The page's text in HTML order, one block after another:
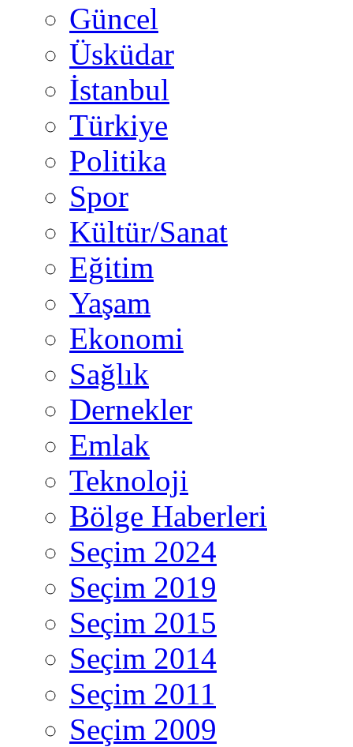
Güncel
Üsküdar
İstanbul
Türkiye
Politika
Spor
Kültür/Sanat
Eğitim
Yaşam
Ekonomi
Sağlık
Dernekler
Emlak
Teknoloji
Bölge Haberleri
Seçim 2024
Seçim 2019
Seçim 2015
Seçim 2014
Seçim 2011
Seçim 2009